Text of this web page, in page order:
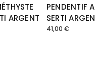
ARGENT
PENDENTIF
SERTI
41,00 €